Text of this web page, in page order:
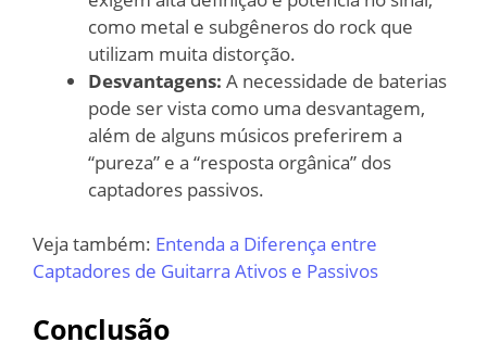
como metal e subgêneros do rock que
utilizam muita distorção.
Desvantagens: A necessidade de baterias
pode ser vista como uma desvantagem,
além de alguns músicos preferirem a
“pureza” e a “resposta orgânica” dos
captadores passivos.
Veja também: Entenda a Diferença entre
Captadores de Guitarra Ativos e Passivos
Conclusão